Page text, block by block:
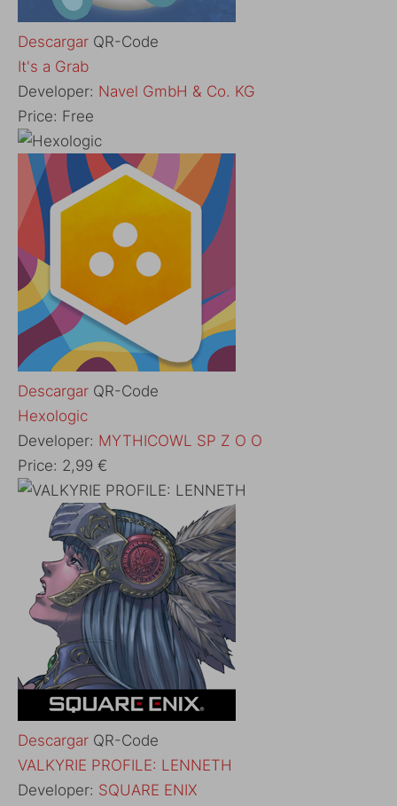
Descargar QR-Code
‎It's a Grab
Developer: Navel GmbH & Co. KG
Price: Free
Descargar QR-Code
‎Hexologic
Developer: MYTHICOWL SP Z O O
Price: 2,99 €
Descargar QR-Code
‎VALKYRIE PROFILE: LENNETH
Developer: SQUARE ENIX